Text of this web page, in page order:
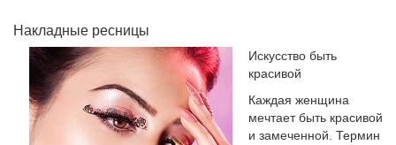
Накладные ресницы
Искусство быть
красивой
Каждая женщина
мечтает быть красивой
и замеченной. Термин